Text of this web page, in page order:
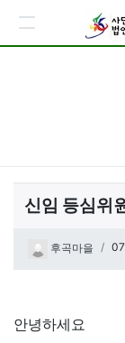
신임 등심위
페이지
후곡마을 작
본문
안녕하세요